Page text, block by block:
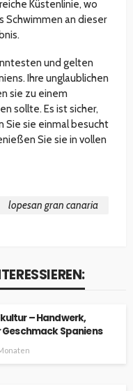
Küstenlinie, wo
Schwimmen an dieser
und gelten
Ihre unglaublichen
sie zu einem
sollte. Es ist sicher,
Sie sie einmal besucht
Sie sie in vollen
lopesan gran canaria
– Handwerk,
Spaniens